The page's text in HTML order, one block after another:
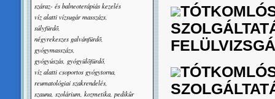
száraz- és balneoterápiás kezelés
víz alatti vízsugár masszázs,
súlyfürdõ,
négyrekeszes galvánfürdõ,
gyógymasszázs,
gyógyúszás, gyógyülõfürdő,
víz alatti csoportos gyógytorna,
reumatológiai szakrendelés,
szauna, szolárium, kozmetika, pedikûr